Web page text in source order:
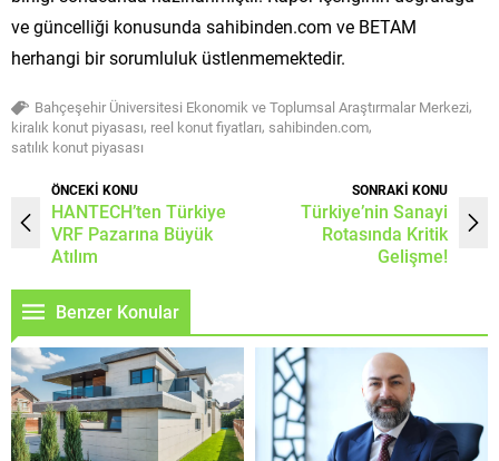
ve güncelliği konusunda sahibinden.com ve BETAM
herhangi bir sorumluluk üstlenmemektedir.
Bahçeşehir Üniversitesi Ekonomik ve Toplumsal Araştırmalar Merkezi,
kiralık konut piyasası, reel konut fiyatları, sahibinden.com,
satılık konut piyasası
ÖNCEKİ KONU
HANTECH’ten Türkiye
VRF Pazarına Büyük
Atılım
SONRAKİ KONU
Türkiye’nin Sanayi
Rotasında Kritik
Gelişme!
Benzer Konular